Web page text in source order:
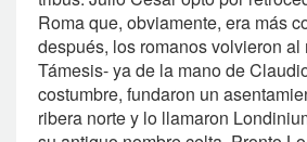
Roma que, obviamente, era más
después, los romanos volvieron al
Támesis- ya de la mano de
costumbre, fundaron un
ribera norte y lo llamaron